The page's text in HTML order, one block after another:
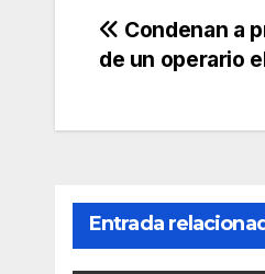
entradas
Condenan a
de un operario
Entrada